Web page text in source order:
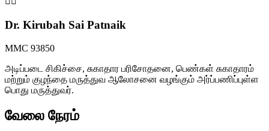
Dr. Kirubah Sai Patnaik
MMC 93850
அடிப்படை சிகிச்சை, சுகாதார பரிசோதனை, பெண்கள் சுகாதாரம்
மற்றும் குழந்தை மருத்துவ ஆலோசனை வழங்கும் அர்ப்பணிப்புள்ள
பொது மருத்துவர்.
வேலை நேரம்